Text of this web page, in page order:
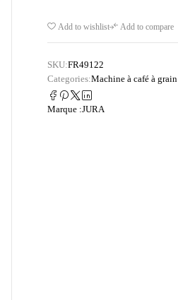
Add to wishlist Add to compare
SKU:FR49122
Categories:Machine à café à grain
Marque :JURA